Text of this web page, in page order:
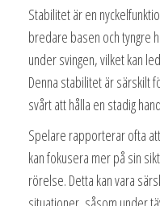
Stabilitet är en
bredare basen och tyngre
under svingen, vilket kan
Denna stabilitet är särskilt
svårt att hålla en stadig
Spelare rapporterar ofta
kan fokusera mer på sin
rörelse. Detta kan vara